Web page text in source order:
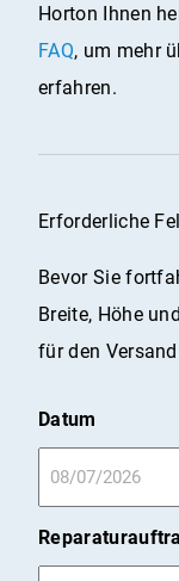
Horton Ihnen
FAQ, um mehr
erfahren.
Erforderliche
Bevor Sie
Breite, Höhe
für den
Datum
Schrägstrich
TT